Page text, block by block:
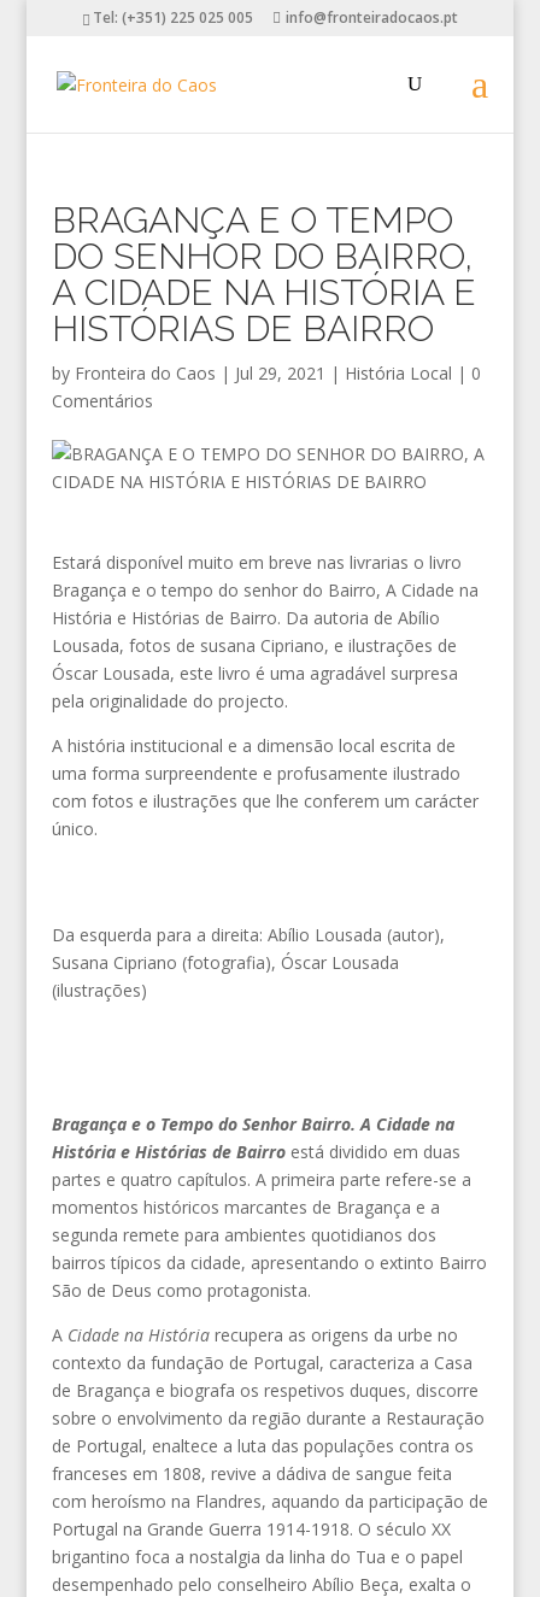
Tel: (+351) 225 025 005 info@fronteiradocaos.pt
BRAGANÇA E O TEMPO
DO SENHOR DO BAIRRO,
A CIDADE NA HISTÓRIA E
HISTÓRIAS DE BAIRRO
by Fronteira do Caos | Jul 29, 2021 | História Local | 0
Comentários
Estará disponível muito em breve nas livrarias o livro
Bragança e o tempo do senhor do Bairro, A Cidade na
História e Histórias de Bairro. Da autoria de Abílio
Lousada, fotos de susana Cipriano, e ilustrações de
Óscar Lousada, este livro é uma agradável surpresa
pela originalidade do projecto.
A história institucional e a dimensão local escrita de
uma forma surpreendente e profusamente ilustrado
com fotos e ilustrações que lhe conferem um carácter
único.
Da esquerda para a direita: Abílio Lousada (autor),
Susana Cipriano (fotografia), Óscar Lousada
(ilustrações)
Bragança e o Tempo do Senhor Bairro. A Cidade na
História e Histórias de Bairroestá dividido em duas
partes e quatro capítulos. A primeira parte refere-se a
momentos históricos marcantes de Bragança e a
segunda remete para ambientes quotidianos dos
bairros típicos da cidade, apresentando o extinto Bairro
São de Deus como protagonista.
A Cidade na Históriarecupera as origens da urbe no
contexto da fundação de Portugal, caracteriza a Casa
de Bragança e biografa os respetivos duques, discorre
sobre o envolvimento da região durante a Restauração
de Portugal, enaltece a luta das populações contra os
franceses em 1808, revive a dádiva de sangue feita
com heroísmo na Flandres, aquando da participação de
Portugal na Grande Guerra 1914-1918. O século XX
brigantino foca a nostalgia da linha do Tua e o papel
desempenhado pelo conselheiro Abílio Beça, exalta o